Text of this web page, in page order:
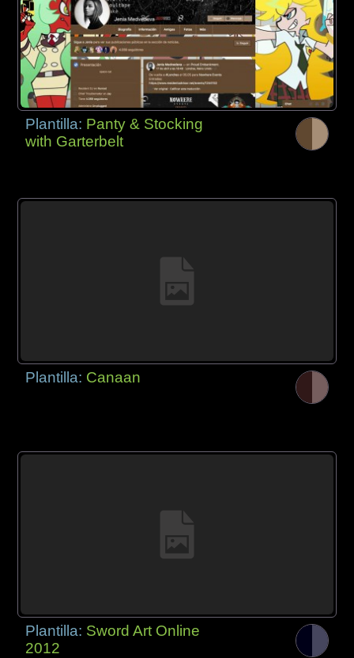
Plantilla: Panty & Stocking
with Garterbelt
Plantilla: Canaan
Plantilla: Sword Art Online
2012